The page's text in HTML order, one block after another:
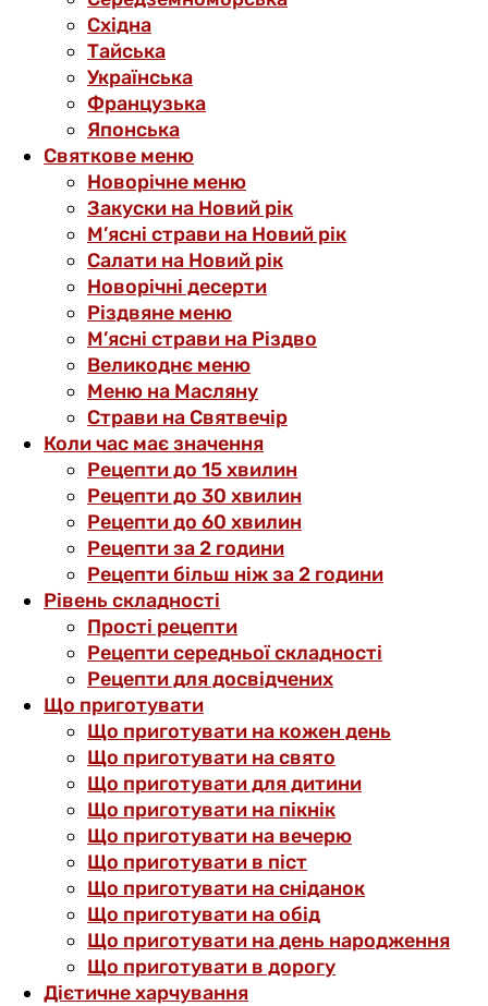
Східна
Тайська
Українська
Французька
Японська
Святкове меню
Новорічне меню
Закуски на Новий рік
М’ясні страви на Новий рік
Салати на Новий рік
Новорічні десерти
Різдвяне меню
М’ясні страви на Різдво
Великоднє меню
Меню на Масляну
Страви на Святвечір
Коли час має значення
Рецепти до 15 хвилин
Рецепти до 30 хвилин
Рецепти до 60 хвилин
Рецепти за 2 години
Рецепти більш ніж за 2 години
Рівень складності
Прості рецепти
Рецепти середньої складності
Рецепти для досвідчених
Що приготувати
Що приготувати на кожен день
Що приготувати на свято
Що приготувати для дитини
Що приготувати на пікнік
Що приготувати на вечерю
Що приготувати в піст
Що приготувати на сніданок
Що приготувати на обід
Що приготувати на день народження
Що приготувати в дорогу
Дієтичне харчування